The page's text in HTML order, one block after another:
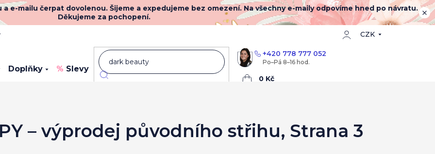
e-mailu čerpat dovolenou. Šijeme a expedujeme bez omezení. Na všechny e-maily odpovíme hned po návratu.
Děkujeme za pochopení.
CZK
+420 778 777 052
Nákupní
Doplňky Slevy Novinky
– výprodej původního střihu, Strana 3